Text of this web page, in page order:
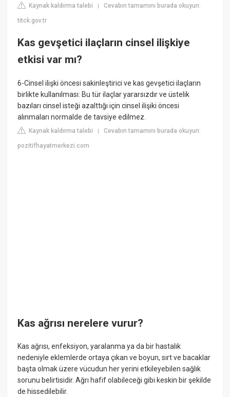
Kaynak kaldırma talebi |Cevabın tamamını burada okuyun:
titck.gov.tr
Kas gevşetici ilaçların cinsel ilişkiye
etkisi var mı?
6-Cinsel ilişki öncesi sakinleştirici ve kas gevşetici ilaçların
birlikte kullanılması: Bu tür ilaçlar yararsızdır ve üstelik
bazıları cinsel isteği azalttığı için cinsel ilişiki öncesi
alınmaları normalde de tavsiye edilmez.
Kaynak kaldırma talebi |Cevabın tamamını burada okuyun:
pozitifhayatmerkezi.com
Kas ağrısı nerelere vurur?
Kas ağrısı, enfeksiyon, yaralanma ya da bir hastalık
nedeniyle eklemlerde ortaya çıkan ve boyun, sırt ve bacaklar
başta olmak üzere vücudun her yerini etkileyebilen sağlık
sorunu belirtisidir. Ağrı hafif olabileceği gibi keskin bir şekilde
de hissedilebilir.